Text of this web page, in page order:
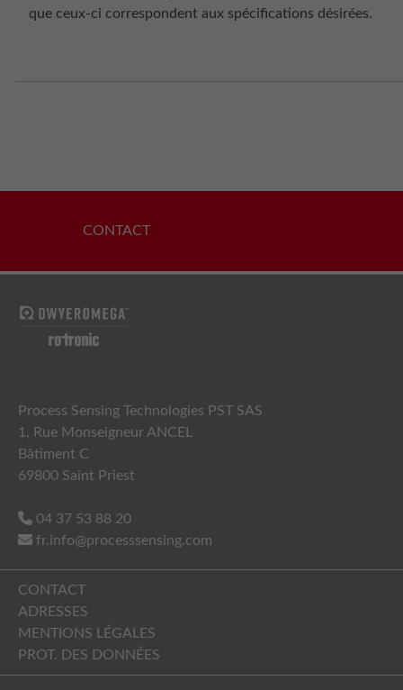
que ceux-ci correspondent aux spécifications désirées.
CONTACT
Process Sensing Technologies PST SAS
1, Rue Monseigneur ANCEL
Bâtiment C
69800 Saint Priest
04 37 53 88 20
fr.info@processsensing.com
CONTACT
ADRESSES
MENTIONS LÉGALES
PROT. DES DONNÉES